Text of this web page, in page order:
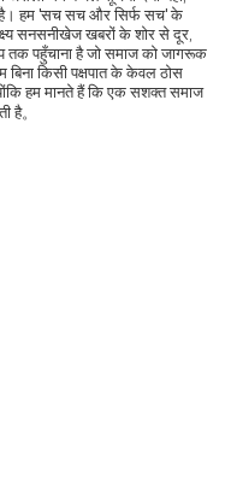
है। हम 'सच सच और सिर्फ सच' के
सनसनीखेज खबरों के शोर से दूर,
तक पहुँचाना है जो समाज को जागरूक
किसी पक्षपात के केवल ठोस
हम मानते हैं कि एक सशक्त समाज
है。